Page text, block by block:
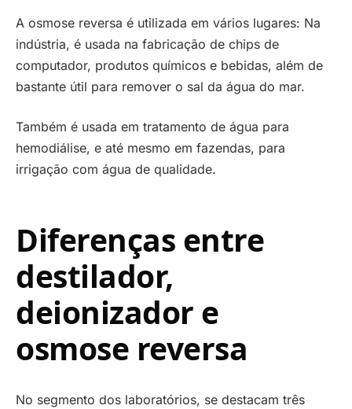
A osmose reversa é utilizada em vários lugares: Na
indústria, é usada na fabricação de chips de
computador, produtos químicos e bebidas, além de
bastante útil para remover o sal da água do mar.
Também é usada em tratamento de água para
hemodiálise, e até mesmo em fazendas, para
irrigação com água de qualidade.
Diferenças entre
destilador,
deionizador e
osmose reversa
No segmento dos laboratórios, se destacam três